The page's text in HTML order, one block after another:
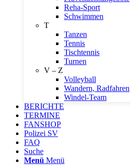
Reha-Sport
Schwimmen
T
Tanzen
Tennis
Tischtennis
Turnen
V – Z
Volleyball
Wandern, Radfahren
Windel-Team
BERICHTE
TERMINE
FANSHOP
Polizei SV
FAQ
Suche
Menü Menü